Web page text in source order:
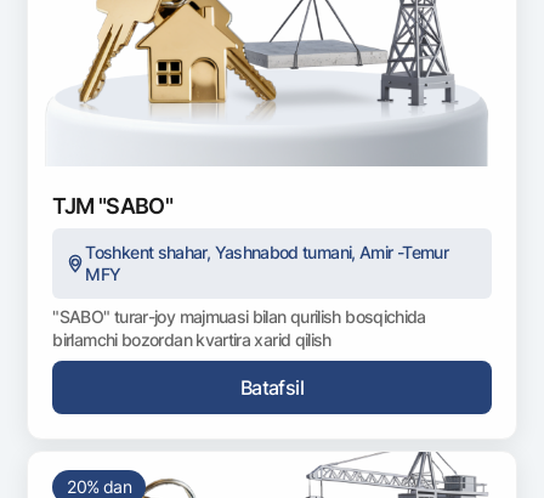
TJM "SABO"
Toshkent shahar, Yashnabod tumani, Amir -Temur
MFY
"SABO" turar-joy majmuasi bilan qurilish bosqichida
birlamchi bozordan kvartira xarid qilish
Batafsil
20% dan